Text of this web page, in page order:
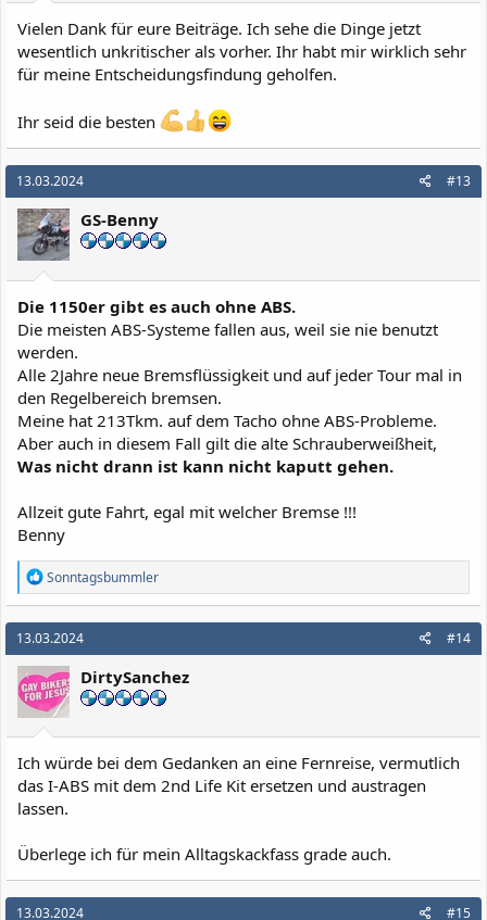
Vielen Dank für eure Beiträge. Ich sehe die Dinge jetzt
wesentlich unkritischer als vorher. Ihr habt mir wirklich sehr
für meine Entscheidungsfindung geholfen.
Ihr seid die besten
13.03.2024 #13
GS-Benny
Die 1150er gibt es auch ohne ABS.
Die meisten ABS-Systeme fallen aus, weil sie nie benutzt
werden.
Alle 2Jahre neue Bremsflüssigkeit und auf jeder Tour mal in
den Regelbereich bremsen.
Meine hat 213Tkm. auf dem Tacho ohne ABS-Probleme.
Aber auch in diesem Fall gilt die alte Schrauberweißheit,
Was nicht drann ist kann nicht kaputt gehen.
Allzeit gute Fahrt, egal mit welcher Bremse !!!
Benny
R
e
a
k
t
i
o
n
e
n
Sonntagsbummler
13.03.2024 #14
DirtySanchez
Ich würde bei dem Gedanken an eine Fernreise, vermutlich
das I-ABS mit dem 2nd Life Kit ersetzen und austragen
lassen.
Überlege ich für mein Alltagskackfass grade auch.
13.03.2024 #15